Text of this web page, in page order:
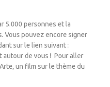
5.000 personnes et la
Vous pouvez encore signer
sur le lien suivant :
de vous ! Pour aller
un film sur le thème du